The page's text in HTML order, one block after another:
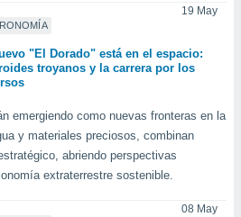
19 May
"El Dorado" está en el espacio:
troyanos y la carrera por los
emergiendo como nuevas fronteras en la
y materiales preciosos, combinan
abriendo perspectivas
extraterrestre sostenible.
08 May